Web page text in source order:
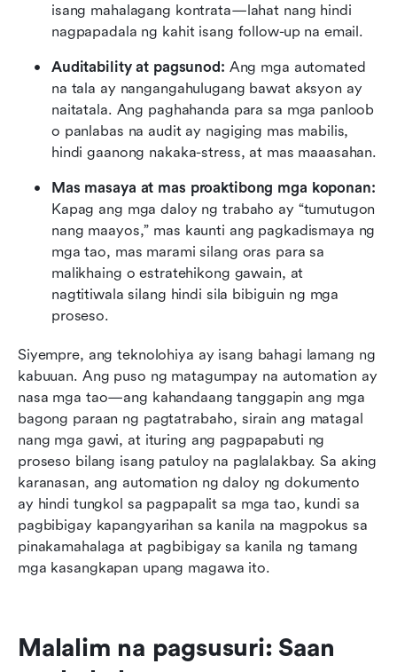
isang mahalagang kontrata—lahat nang hindi
nagpapadala ng kahit isang follow-up na email.
Auditability at pagsunod: Ang mga automated
na tala ay nangangahulugang bawat aksyon ay
naitatala. Ang paghahanda para sa mga panloob
o panlabas na audit ay nagiging mas mabilis,
hindi gaanong nakaka-stress, at mas maaasahan.
Mas masaya at mas proaktibong mga koponan:
Kapag ang mga daloy ng trabaho ay “tumutugon
nang maayos,” mas kaunti ang pagkadismaya ng
mga tao, mas marami silang oras para sa
malikhaing o estratehikong gawain, at
nagtitiwala silang hindi sila bibiguin ng mga
proseso.
Siyempre, ang teknolohiya ay isang bahagi lamang ng
kabuuan. Ang puso ng matagumpay na automation ay
nasa mga tao—ang kahandaang tanggapin ang mga
bagong paraan ng pagtatrabaho, sirain ang matagal
nang mga gawi, at ituring ang pagpapabuti ng
proseso bilang isang patuloy na paglalakbay. Sa aking
karanasan, ang automation ng daloy ng dokumento
ay hindi tungkol sa pagpapalit sa mga tao, kundi sa
pagbibigay kapangyarihan sa kanila na magpokus sa
pinakamahalaga at pagbibigay sa kanila ng tamang
mga kasangkapan upang magawa ito.
Malalim na pagsusuri: Saan